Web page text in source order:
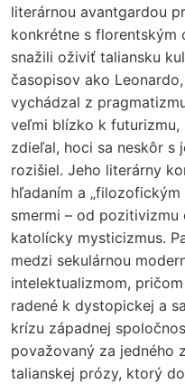
literárnou avantgardou
konkrétne s florentským
snažili oživiť taliansku
časopisov ako
vychádzal z
veľmi blízko k futurizmu,
zdieľal, hoci sa neskôr s
rozišiel. Jeho literárny
hľadaním a
smermi – od pozitivizmu
katolícky mysticizmus.
medzi sekulárnou
intelektualizmom,
radené k dystopickej a
krízu západnej
považovaný za jedného
talianskej prózy, ktorý